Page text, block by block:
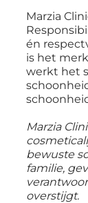
Marzia
én
is het
werkt het
Marzia
bewuste
familie,
overstijgt.